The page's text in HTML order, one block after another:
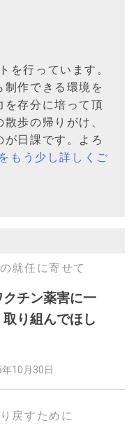
を行っています。
制作できる環境を
を存分に培って頂
歩の帰りがけ、
日課です。よろ
もう少し詳しくご
就任に寄せて
クチン薬害に一
り組んでほし
10月30日
戻すために